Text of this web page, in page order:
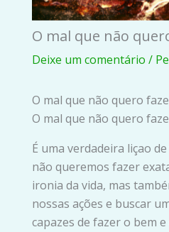
O mal que não
Deixe um comentário /
O mal que não quero
O mal que não quero
É uma verdadeira liçao
não queremos fazer
ironia da vida, mas
nossas ações e buscar
capazes de fazer o bem